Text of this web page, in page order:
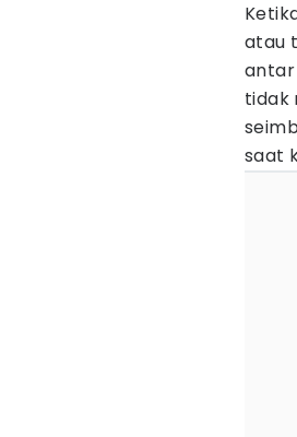
atau
antar
tidak
saat